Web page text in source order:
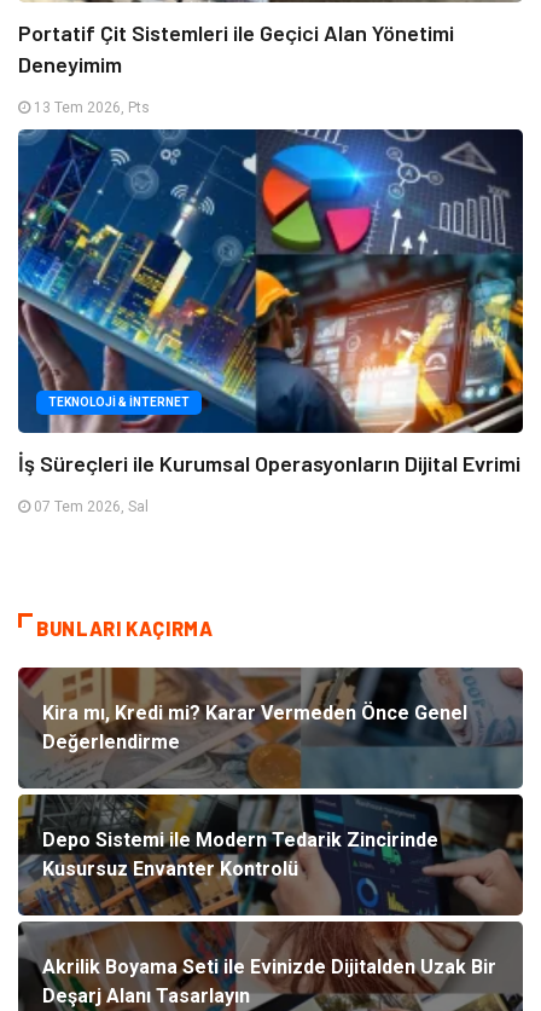
Portatif Çit Sistemleri ile Geçici Alan Yönetimi
Deneyimim
13 Tem 2026, Pts
TEKNOLOJI & İNTERNET
İş Süreçleri ile Kurumsal Operasyonların Dijital Evrimi
07 Tem 2026, Sal
BUNLARI KAÇIRMA
Kira mı, Kredi mi? Karar Vermeden Önce Genel
Değerlendirme
Depo Sistemi ile Modern Tedarik Zincirinde
Kusursuz Envanter Kontrolü
Akrilik Boyama Seti ile Evinizde Dijitalden Uzak Bir
Deşarj Alanı Tasarlayın